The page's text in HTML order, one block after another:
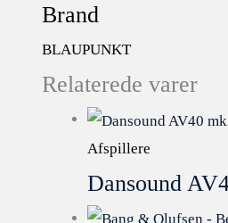
Brand
BLAUPUNKT
Relaterede varer
Afspillere
Dansound